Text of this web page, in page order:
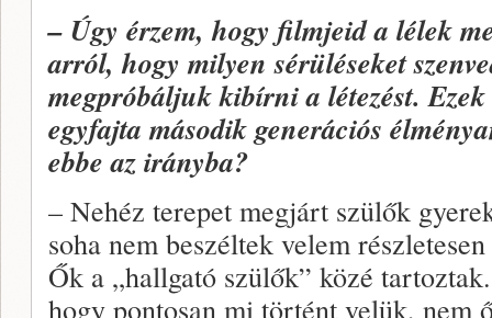
– Úgy érzem, hogy filmjeid a lélek
arról, hogy milyen sérüléseket
megpróbáljuk kibírni a létezést. Ezek
egyfajta második generációs
ebbe az irányba?
– Nehéz terepet megjárt szülők
soha nem beszéltek velem
Ők a „hallgató szülők” közé
hogy pontosan mi történt velük, nem